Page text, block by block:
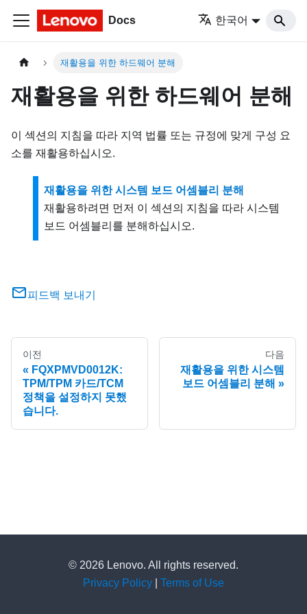
Docs 한국어
재활용을 위한 하드웨어 분해
재활용을 위한 하드웨어 분해
이 섹션의 지침을 따라 지역 법률 또는 규정에 맞게 구성 요
소를 재활용하십시오.
재활용을 위한 시스템 보드 어셈블리 분해
재활용하려면 먼저 이 섹션의 지침을 따라 시스템
보드 어셈블리를 분해하십시오.
피드백 보내기
이전
FQXPMVD0012K:
TPM/TPM 카드/TCM
정책을 설정하지 못했
습니다.
다음
재활용을 위한 시스템
보드 어셈블리 분해
© 2026 Lenovo. All rights reserved.
Privacy Policy
Terms of Use